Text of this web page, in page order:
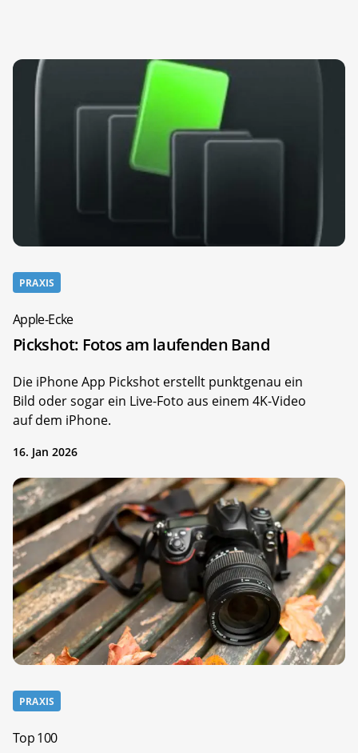
PRAXIS
Apple-Ecke
Pickshot: Fotos am laufenden Band
Die iPhone App Pickshot erstellt punktgenau ein
Bild oder sogar ein Live-Foto aus einem 4K-Video
auf dem iPhone.
16. Jan 2026
PRAXIS
Top 100